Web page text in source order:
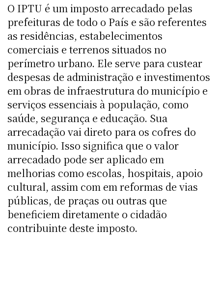
O IPTU é um imposto arrecadado pelas
prefeituras de todo o País e são referentes
as residências, estabelecimentos
comerciais e terrenos situados no
perímetro urbano. Ele serve para custear
despesas de administração e investimentos
em obras de infraestrutura do município e
serviços essenciais à população, como
saúde, segurança e educação. Sua
arrecadação vai direto para os cofres do
município. Isso significa que o valor
arrecadado pode ser aplicado em
melhorias como escolas, hospitais, apoio
cultural, assim com em reformas de vias
públicas, de praças ou outras que
beneficiem diretamente o cidadão
contribuinte deste imposto.